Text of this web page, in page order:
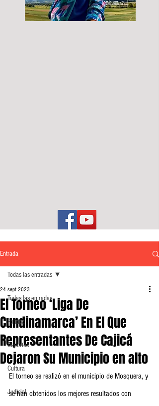
Entrada
Todas las entradas
Política
Deportes
Cultura
Judicial
Todas las entradas
El Torneo ‘Liga De
Cundinamarca’ En El Que
Representantes De Cajicá
Dejaron Su Municipio en alto
24 sept 2023
El torneo se realizó en el municipio de Mosquera, y
se han obtenidos los mejores resultados con